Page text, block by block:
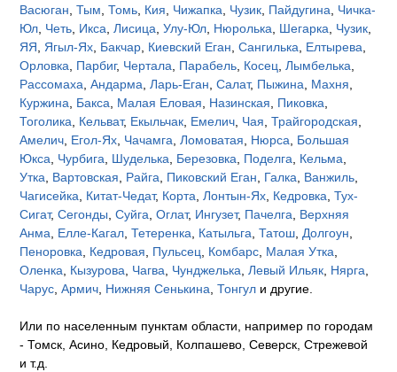
Васюган ,Тым ,Томь Кия Чижапка Чузик Пайдугина
Чичка-
Юл Четь Икса ,Лисица ,Улу-Юл Нюролька Шегарка Чузик
ЯЯ
Ягыл-Ях Бакчар Киевский Еган ,Сангилька Елтырева
Орловка
Парбиг, Чертала Парабель Косец ,Лымбелька
Рассомаха ,Андарма ,Ларь-Еган ,Салат, Пыжина Махня
Куржина
Бакса Малая Еловая Назинская Пиковка
Тоголика
Кельват, Екыльчак Емелич Чая ,Трайгородская
Амелич Егол-Ях Чачамга ,Ломоватая Нюрса
Большая
Юкса
Чурбига Шуделька Березовка Поделга Кельма
Утка
Вартовская Райга Пиковский Еган Галка Ванжиль
Чагисейка
Китат-Чедат, Корта ,Лонтын-Ях Кедровка ,Тух-
Сигат,Сегонды ,Суйга ,Оглат, Ингузет, Пачелга
Верхняя
Анма
Елле-Кагал ,Тетеренка Катыльга ,Татош Долгоун
Пеноровка
Кедровая Пульсец Комбарс Малая Утка
Оленка
Кызурова Чагва Чунджелька ,Левый Ильяк Нярга
Чарус ,Армич Нижняя Сенькина ,Тонгул и другие.
Или по населенным пунктам области, например по городам
- Томск, Асино, Кедровый, Колпашево, Северск, Стрежевой
и т.д.